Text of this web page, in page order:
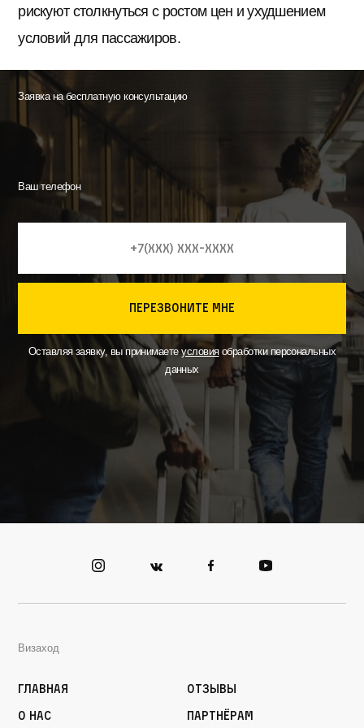
рискуют столкнуться с ростом цен и ухудшением
условий для пассажиров.
Заявка на бесплатную консультацию
Ваш телефон
перезвоните мне
Оставляя заявку, вы принимаетеусловияобработки персональных
данных
Визаход
Главная
О нас
Отзывы
Партнёрам